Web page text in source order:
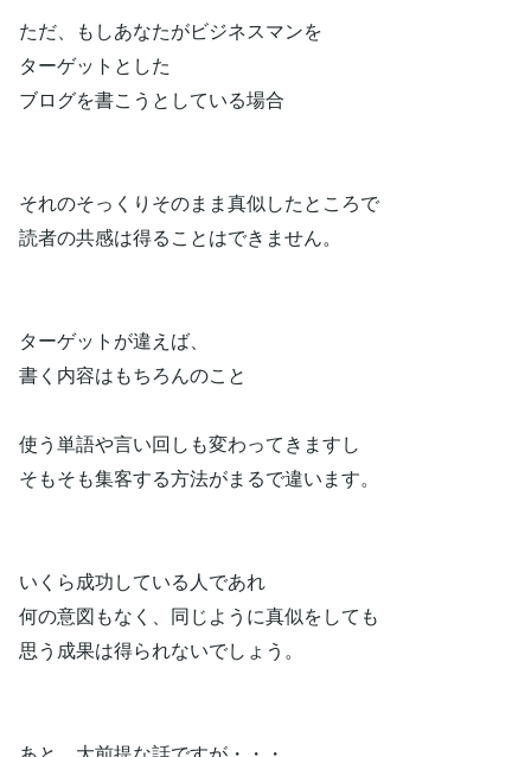
ただ、もしあなたがビジネスマンを
ターゲットとした
ブログを書こうとしている場合
それのそっくりそのまま真似したところで
読者の共感は得ることはできません。
ターゲットが違えば、
書く内容はもちろんのこと
使う単語や言い回しも変わってきますし
そもそも集客する方法がまるで違います。
いくら成功している人であれ
何の意図もなく、同じように真似をしても
思う成果は得られないでしょう。